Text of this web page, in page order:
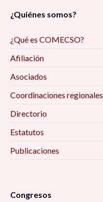
¿Quiénes somos?
¿Qué es COMECSO?
Afiliación
Asociados
Coordinaciones regionales
Directorio
Estatutos
Publicaciones
Congresos